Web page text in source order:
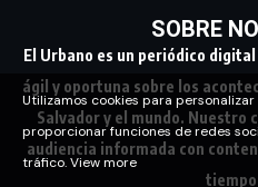
SOBRE
El Urbano es un periódico
ágil y oportuna sobre los
Salvador y el mundo. Nuestro
audiencia informada con
Utilizamos cookies para
proporcionar funciones de redes
tráfico.View more